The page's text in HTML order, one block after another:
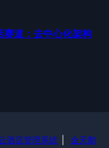
赛道：去中心化架构
酒店管理系统
金天鹅